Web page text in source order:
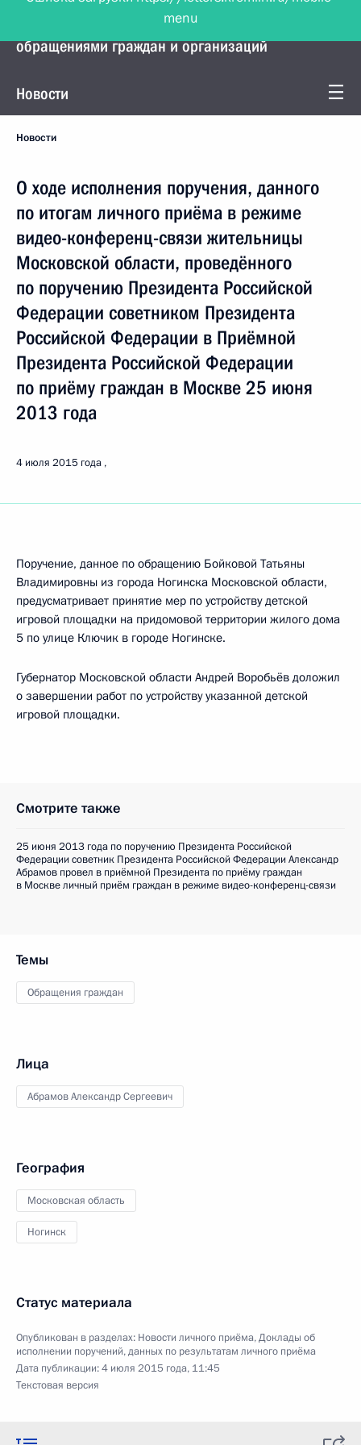
Управление Президента по работе с
обращениями граждан и организаций
Новости
Новости
О ходе исполнения поручения, данного
по итогам личного приёма в режиме
видео-конференц-связи жительницы
Московской области, проведённого
по поручению Президента Российской
Федерации советником Президента
Российской Федерации в Приёмной
Президента Российской Федерации
по приёму граждан в Москве 25 июня
2013 года
4 июля 2015 года
Поручение, данное по обращению Бойковой Татьяны
Владимировны из города Ногинска Московской области,
предусматривает принятие мер по устройству детской
игровой площадки на придомовой территории жилого дома
5 по улице Ключик в городе Ногинске.
Губернатор Московской области Андрей Воробьёв доложил
о завершении работ по устройству указанной детской
игровой площадки.
Смотрите также
25 июня 2013 года по поручению Президента Российской
Федерации советник Президента Российской Федерации Александр
Абрамов провел в приёмной Президента по приёму граждан
в Москве личный приём граждан в режиме видео-конференц-связи
Темы
Обращения граждан
Лица
Абрамов Александр Сергеевич
География
Московская область
Ногинск
Статус материала
Опубликован в разделах: Новости личного приёма,Доклады об
исполнении поручений, данных по результатам личного приёма
Дата публикации:4 июля 2015 года, 11:45
Текстовая версия
menu